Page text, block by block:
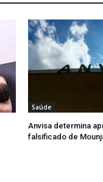
Saúde
Anvisa determina
falsificado de